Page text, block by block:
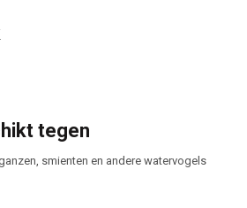
tegen
smienten en andere watervogels